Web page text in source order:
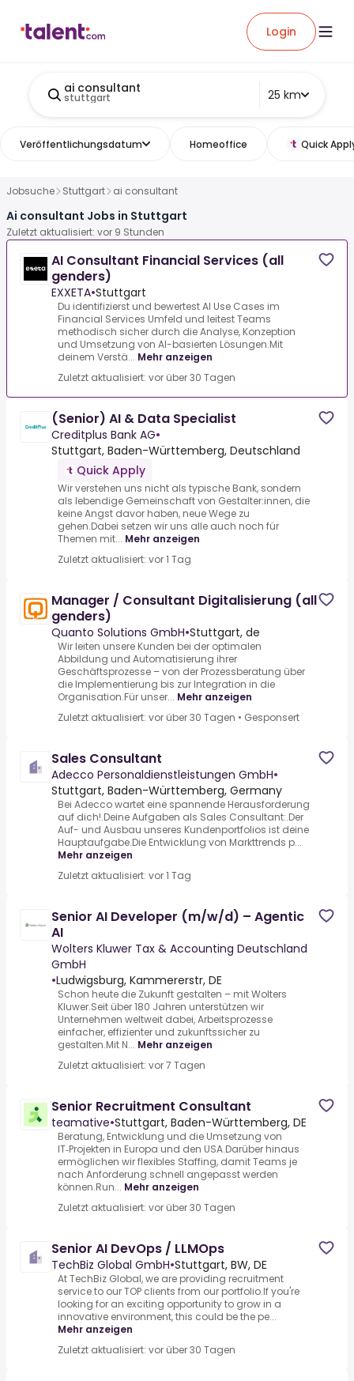
Login
ai consultant
stuttgart 25 km
Veröffentlichungsdatum Homeoffice Quick
Jobsuche Stuttgart ai consultant
Ai consultant Jobs in Stuttgart
Zuletzt aktualisiert: vor 9 Stunden
AI Consultant Financial Services (all
genders)
EXXETA•Stuttgart
Du identifizierst und bewertest AI Use Cases im
Financial Services Umfeld und leitest Teams
methodisch sicher durch die Analyse, Konzeption
und Umsetzung von AI-basierten Lösungen.Mit
deinem Verstä... Mehr anzeigen
Zuletzt aktualisiert: vor über 30 Tagen
(Senior) AI & Data Specialist
Creditplus Bank AG•
Stuttgart, Baden-Württemberg, Deutschland
Quick Apply
Wir verstehen uns nicht als typische Bank, sondern
als lebendige Gemeinschaft von Gestalter:innen, die
keine Angst davor haben, neue Wege zu
gehen.Dabei setzen wir uns alle auch noch für
Themen mit... Mehr anzeigen
Zuletzt aktualisiert: vor 1 Tag
Manager / Consultant Digitalisierung (all
genders)
Quanto Solutions GmbH•Stuttgart, de
Wir leiten unsere Kunden bei der optimalen
Abbildung und Automatisierung ihrer
Geschäftsprozesse – von der Prozessberatung über
die Implementierung bis zur Integration in die
Organisation.Für unser... Mehr anzeigen
Zuletzt aktualisiert: vor über 30 Tagen • Gesponsert
Sales Consultant
Adecco Personaldienstleistungen GmbH•
Stuttgart, Baden-Württemberg, Germany
Bei Adecco wartet eine spannende Herausforderung
auf dich!.Deine Aufgaben als Sales Consultant:.Der
Auf- und Ausbau unseres Kundenportfolios ist deine
Hauptaufgabe.Die Entwicklung von Markttrends p...
Mehr anzeigen
Zuletzt aktualisiert: vor 1 Tag
Senior AI Developer (m/w/d) – Agentic
AI
Wolters Kluwer Tax & Accounting Deutschland
GmbH
•Ludwigsburg, Kammererstr, DE
Schon heute die Zukunft gestalten – mit Wolters
Kluwer.Seit über 180 Jahren unterstützen wir
Unternehmen weltweit dabei, Arbeitsprozesse
einfacher, effizienter und zukunftssicher zu
gestalten.Mit N... Mehr anzeigen
Zuletzt aktualisiert: vor 7 Tagen
Senior Recruitment Consultant
teamative•Stuttgart, Baden-Württemberg, DE
Beratung, Entwicklung und die Umsetzung von
IT‑Projekten in Europa und den USA.Darüber hinaus
ermöglichen wir flexibles Staffing, damit Teams je
nach Anforderung schnell angepasst werden
können.Run... Mehr anzeigen
Zuletzt aktualisiert: vor über 30 Tagen
Senior AI DevOps / LLMOps
TechBiz Global GmbH•Stuttgart, BW, DE
At TechBiz Global, we are providing recruitment
service to our TOP clients from our portfolio.If you're
looking for an exciting opportunity to grow in a
innovative environment, this could be the pe...
Mehr anzeigen
Zuletzt aktualisiert: vor über 30 Tagen